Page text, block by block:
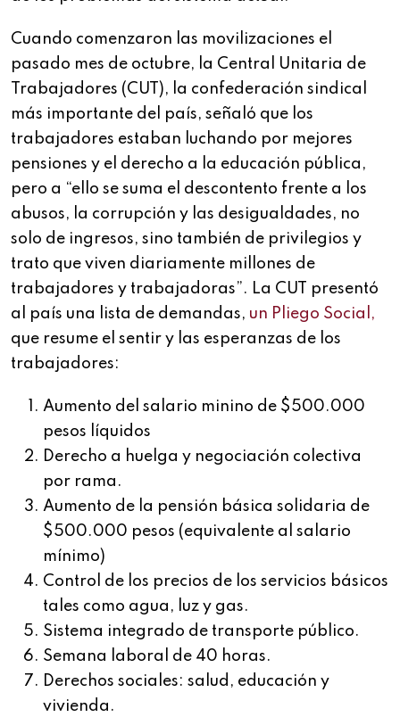
Cuando comenzaron las movilizaciones el
pasado mes de octubre, la Central Unitaria de
Trabajadores (CUT), la confederación sindical
más importante del país, señaló que los
trabajadores estaban luchando por mejores
pensiones y el derecho a la educación pública,
pero a “ello se suma el descontento frente a los
abusos, la corrupción y las desigualdades, no
solo de ingresos, sino también de privilegios y
trato que viven diariamente millones de
trabajadores y trabajadoras”. La CUT presentó
al país una lista de demandas, un Pliego Social,
que resume el sentir y las esperanzas de los
trabajadores:
Aumento del salario minino de $500.000
pesos líquidos
Derecho a huelga y negociación colectiva
por rama.
Aumento de la pensión básica solidaria de
$500.000 pesos (equivalente al salario
mínimo)
Control de los precios de los servicios básicos
tales como agua, luz y gas.
Sistema integrado de transporte público.
Semana laboral de 40 horas.
Derechos sociales: salud, educación y
vivienda.